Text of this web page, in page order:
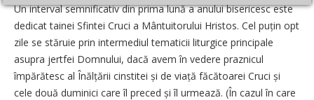
Un interval semnificativ din prima lună a anului bisericesc este
dedicat tainei Sfintei Cruci a Mântuitorului Hristos. Cel puțin opt
zile se stăruie prin intermediul tematicii liturgice principale
asupra jertfei Domnului, dacă avem în vedere praznicul
împărătesc al Înălțării cinstitei și de viață făcătoarei Cruci și
cele două duminici care îl preced și îl urmează. (În cazul în care